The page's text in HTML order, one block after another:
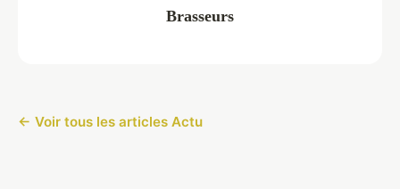
Brasseurs
← Voir tous les articles Actu